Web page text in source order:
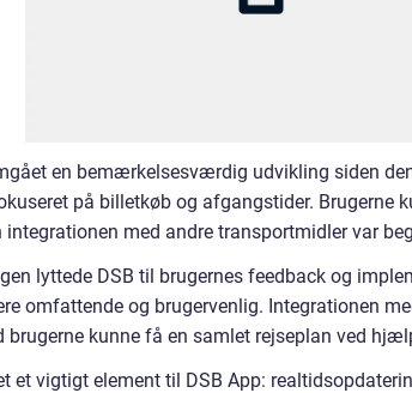
en bemærkelsesværdig udvikling siden
på billetkøb og afgangstider. Brugerne
integrationen med andre transportmidler var
lyttede DSB til brugernes feedback og
omfattende og brugervenlig. Integrationen
brugerne kunne få en samlet rejseplan ved
et vigtigt element til DSB App: